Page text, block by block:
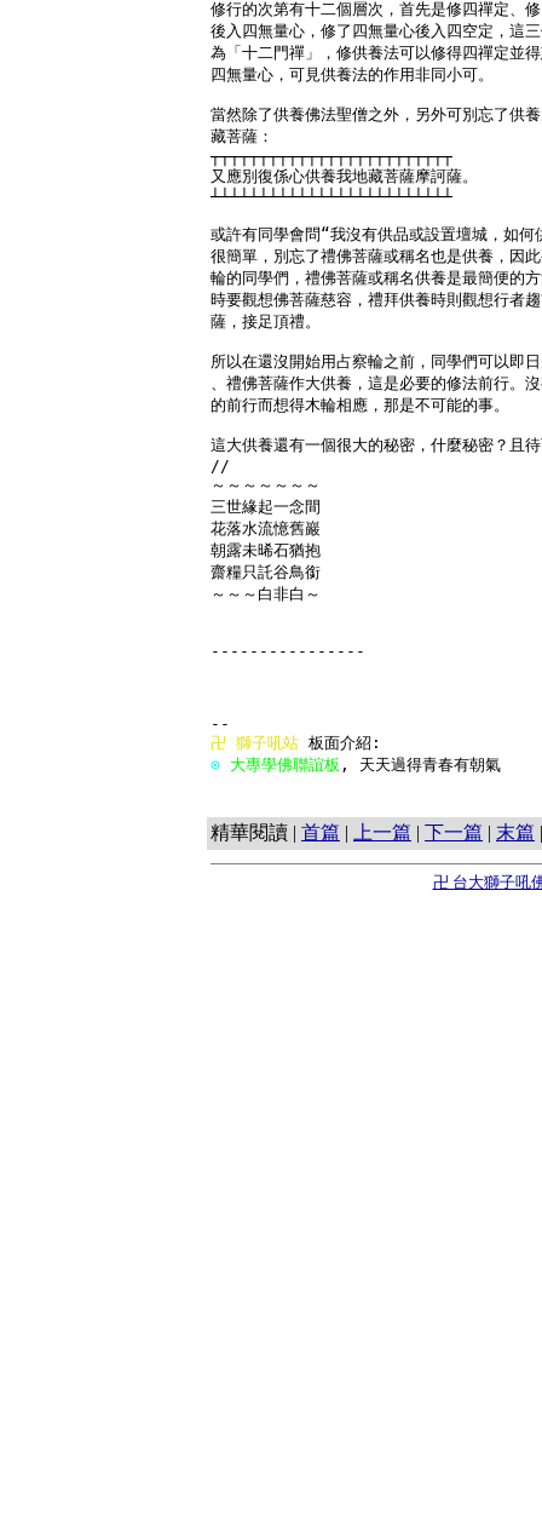
修行的次第有十二個層次，首先是修四禪定、
後入四無量心，修了四無量心後入四空定，這
為「十二門禪」，修供養法可以修得四禪定並
四無量心，可見供養法的作用非同小可。
當然除了供養佛法聖僧之外，另外可別忘了供
藏菩薩：
┬┬┬┬┬┬┬┬┬┬┬┬┬┬┬┬┬┬┬┬┬┬┬┬┬
又應別復係心供養我地藏菩薩摩訶薩。
┴┴┴┴┴┴┴┴┴┴┴┴┴┴┴┴┴┴┴┴┴┴┴┴┴
或許有同學會問“我沒有供品或設置壇城，如何
很簡單，別忘了禮佛菩薩或稱名也是供養，因
輪的同學們，禮佛菩薩或稱名供養是最簡便的
時要觀想佛菩薩慈容，禮拜供養時則觀想行者
薩，接足頂禮。
所以在還沒開始用占察輪之前，同學們可以即
、禮佛菩薩作大供養，這是必要的修法前行。
的前行而想得木輪相應，那是不可能的事。
這大供養還有一個很大的秘密，什麼秘密？且
//
～～～～～～～
三世緣起一念間
花落水流憶舊巖
朝露未晞石猶抱
齋糧只託谷鳥銜
～～～白非白～
----------------
卍 獅子吼站
⊙ 大專學佛聯誼板 , 天天過得青春有
精華閱讀 | 首篇 | 上一篇 | 下一篇 | 末篇
卍 台大獅子吼